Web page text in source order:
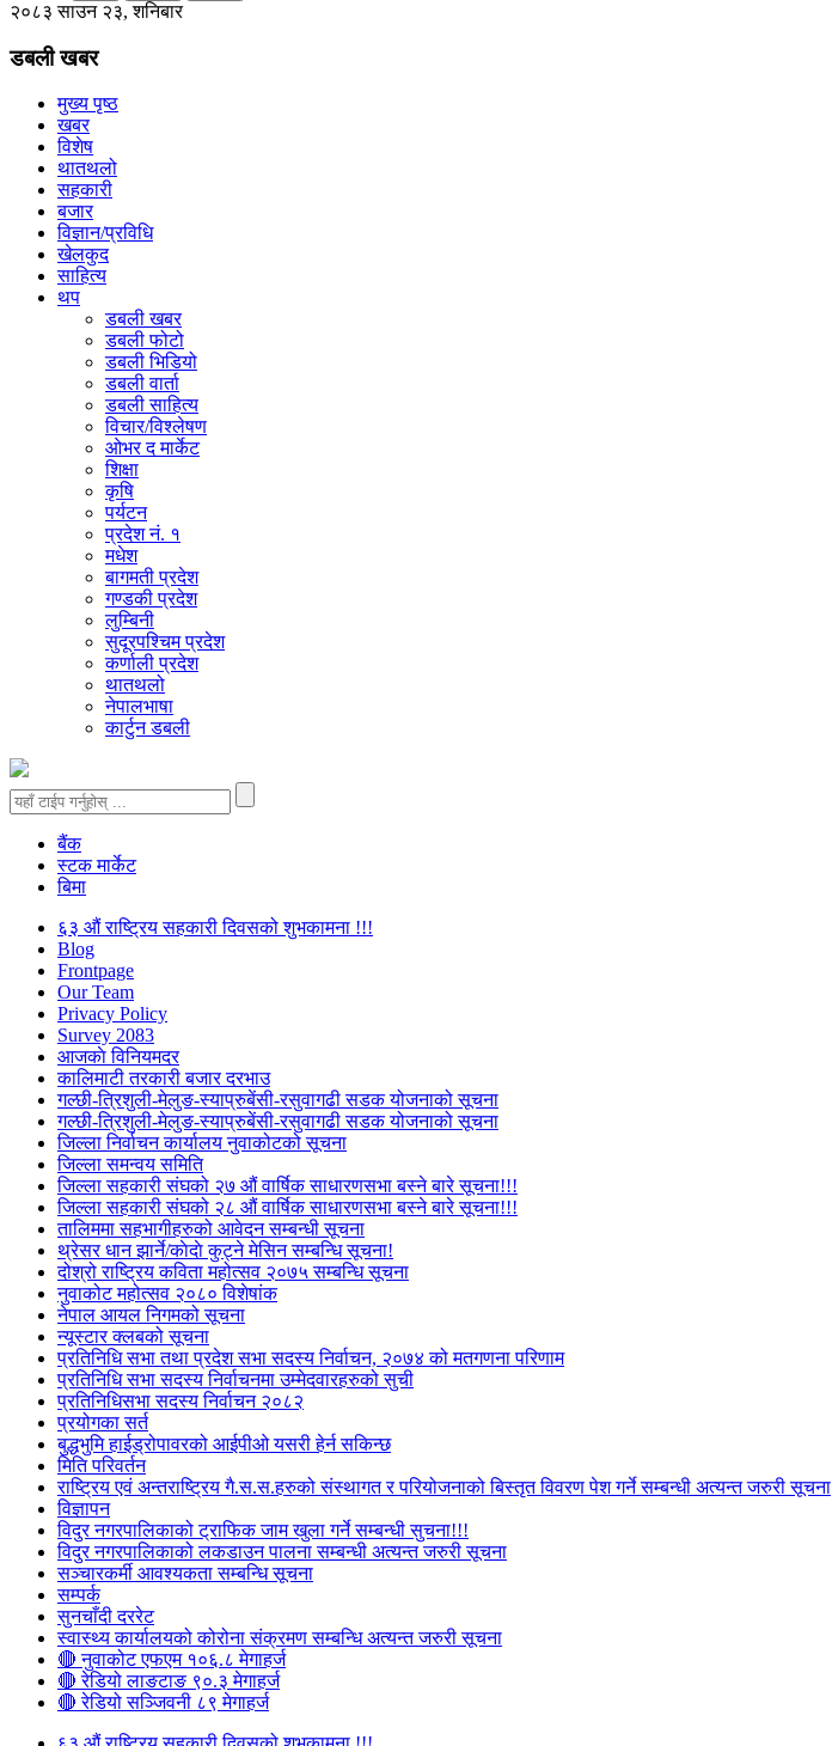
२०८३ साउन २३, शनिबार
डबली खबर
मुख्य पृष्ठ
खबर
विशेष
थातथलो
सहकारी
बजार
विज्ञान/प्रविधि
खेलकुद
साहित्य
थप
डबली खबर
डबली फोटो
डबली भिडियो
डबली वार्ता
डबली साहित्य
विचार/विश्‍लेषण
ओभर द मार्केट
शिक्षा
कृषि
पर्यटन
प्रदेश नं. १
मधेश
बागमती प्रदेश
गण्डकी प्रदेश
लुम्बिनी
सुदूरपश्चिम प्रदेश
कर्णाली प्रदेश
थातथलो
नेपालभाषा
कार्टुन डबली
बैंक
स्टक मार्केट
बिमा
६३ औं राष्ट्रिय सहकारी दिवसको शुभकामना !!!
Blog
Frontpage
Our Team
Privacy Policy
Survey 2083
आजकाे विनियमदर
कालिमाटी तरकारी बजार दरभाउ
गल्छी-त्रिशुली-मेलुङ-स्याप्रुबेंसी-रसुवागढी सडक योजनाको सूचना
गल्छी-त्रिशुली-मेलुङ-स्याप्रुबेंसी-रसुवागढी सडक योजनाको सूचना
जिल्ला निर्वाचन कार्यालय नुवाकोटको सूचना
जिल्ला समन्वय समिति
जिल्ला सहकारी संघको २७ औं वार्षिक साधारणसभा बस्ने बारे सूचना!!!
जिल्ला सहकारी संघको २८ औं वार्षिक साधारणसभा बस्ने बारे सूचना!!!
तालिममा सहभागीहरुको आवेदन सम्बन्धी सूचना
थ्रेसर धान झार्ने/काेदाे कुट्ने मेसिन सम्बन्धि सूचना!
दोश्रो राष्ट्रिय कविता महोत्सव २०७५ सम्बन्धि सूचना
नुवाकोट महोत्सव २०८० विशेषांक
नेपाल आयल निगमको सूचना
न्यूस्टार क्लबको सूचना
प्रतिनिधि सभा तथा प्रदेश सभा सदस्य निर्वाचन, २०७४ को मतगणना परिणाम
प्रतिनिधि सभा सदस्य निर्वाचनमा उम्मेदवारहरुको सुची
प्रतिनिधिसभा सदस्य निर्वाचन २०८२
प्रयोगका सर्त
बुद्धभुमि हाईड्रोपावरको आईपीओ यसरी हेर्न सकिन्छ
मिति परिवर्तन
राष्ट्रिय एवं अन्तराष्ट्रिय गै.स.स.हरुको संस्थागत र परियोजनाको बिस्तृत विवरण पेश गर्ने सम्बन्धी अत्यन्त जरुरी सूचना
विज्ञापन
विदुर नगरपालिकाको ट्राफिक जाम खुला गर्ने सम्बन्धी सुचना!!!
विदुर नगरपालिकाको लकडाउन पालना सम्बन्धी अत्यन्त जरुरी सूचना
सञ्चारकर्मी आवश्यकता सम्बन्धि सूचना
सम्पर्क
सुनचाँदी दररेट
स्वास्थ्य कार्यालयको कोरोना संक्रमण सम्बन्धि अत्यन्त जरुरी सूचना
🔴 नुवाकोट एफएम १०६.८ मेगाहर्ज
🔴 रेडियो लाङटाङ ९०.३ मेगाहर्ज
🔴 रेडियो सञ्जिवनी ८९ मेगाहर्ज